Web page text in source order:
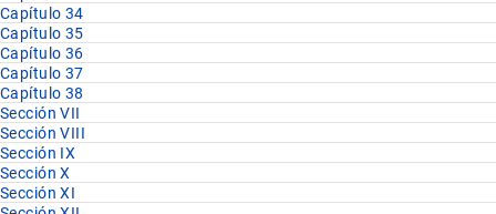
Capítulo 34
Capítulo 35
Capítulo 36
Capítulo 37
Capítulo 38
Sección VII
Sección VIII
Sección IX
Sección X
Sección XI